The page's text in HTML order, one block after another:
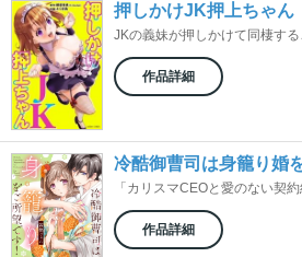
押しかけJK押上ちゃん
JKの義妹が押しかけて同棲す
作品詳細
冷酷御曹司は身籠り婚
「カリスマCEOと愛のない契
作品詳細